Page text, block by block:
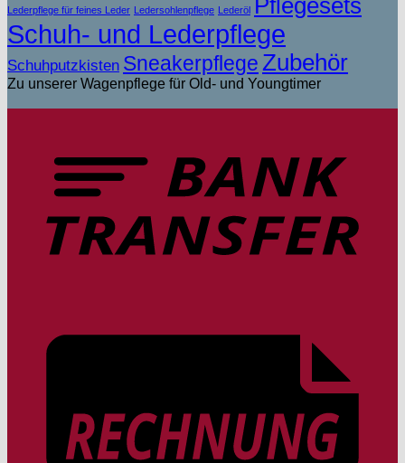
Lederpflege für feines Leder Ledersohlenpflege Lederöl Pflegesets
Schuh- und Lederpflege
Schuhputzkisten Sneakerpflege Zubehör
Zu unserer Wagenpflege für Old- und Youngtimer